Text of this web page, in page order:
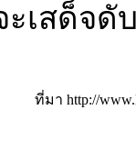
ะเสด็จ
ที่มา http://